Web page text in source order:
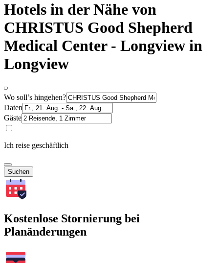
Hotels in der Nähe von
CHRISTUS Good Shepherd
Medical Center - Longview in
Longview
Wo soll’s hingehen?
Daten
Gäste
Ich reise geschäftlich
Suchen
Kostenlose Stornierung bei
Planänderungen